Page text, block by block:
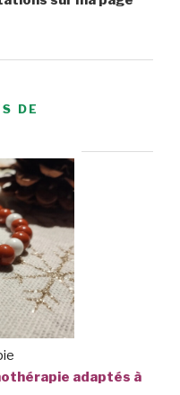
DE
adaptés à